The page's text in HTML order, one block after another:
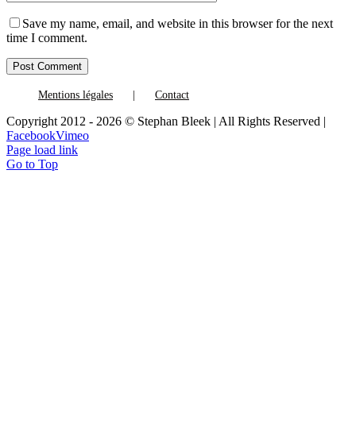
Save my name, email, and website in this browser for the next
time I comment.
Mentions légales Contact
Copyright 2012 - 2026 © Stephan Bleek | All Rights Reserved |
FacebookVimeo
Page load link
Go to Top